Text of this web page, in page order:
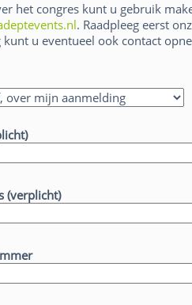
het congres kunt u gebruik
. Raadpleeg eerst
u eventueel ook contact
(verplicht)
Werschkull